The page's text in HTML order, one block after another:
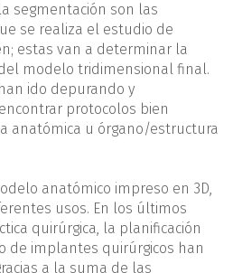
segmentación son las
se realiza el estudio de
estas van a determinar la
modelo tridimensional final.
ido depurando y
protocolos bien
anatómica u órgano/estructura
anatómico impreso en 3D,
usos. En los últimos
quirúrgica, la planificación
de implantes quirúrgicos han
a la suma de las